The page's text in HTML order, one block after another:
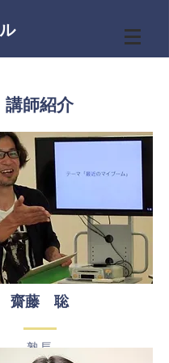
講師紹介
​齋藤 聡
塾長